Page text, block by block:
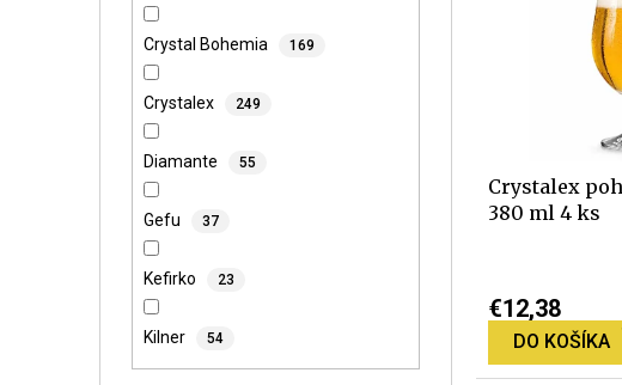
Crystal Bohemia 169
Crystalex 249
Diamante 55
Gefu 37
Kefirko 23
Kilner 54
o
Crystalex
380 ml 4 ks
produktu
5,0
€12,38
DO KOŠÍKA